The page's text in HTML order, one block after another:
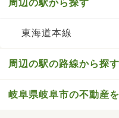
周辺の駅から探す
東海道本線
周辺の駅の路線から探す
岐阜県岐阜市の不動産